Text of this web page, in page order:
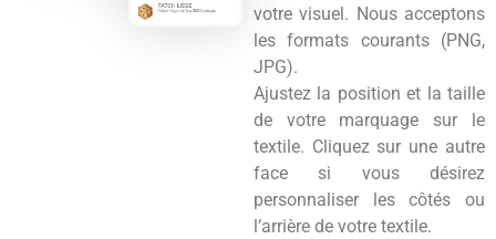
votre visuel. Nous acceptons
les formats courants (PNG,
JPG).
Ajustez la position et la taille
de votre marquage sur le
textile. Cliquez sur une autre
face si vous désirez
personnaliser les côtés ou
l’arrière de votre textile.